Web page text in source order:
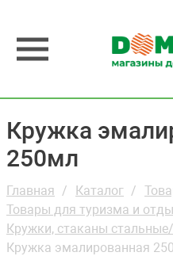
Кружка
250мл
Главная Каталог
Товары для туризма и
Кружки, стаканы
Кружка эмалированная